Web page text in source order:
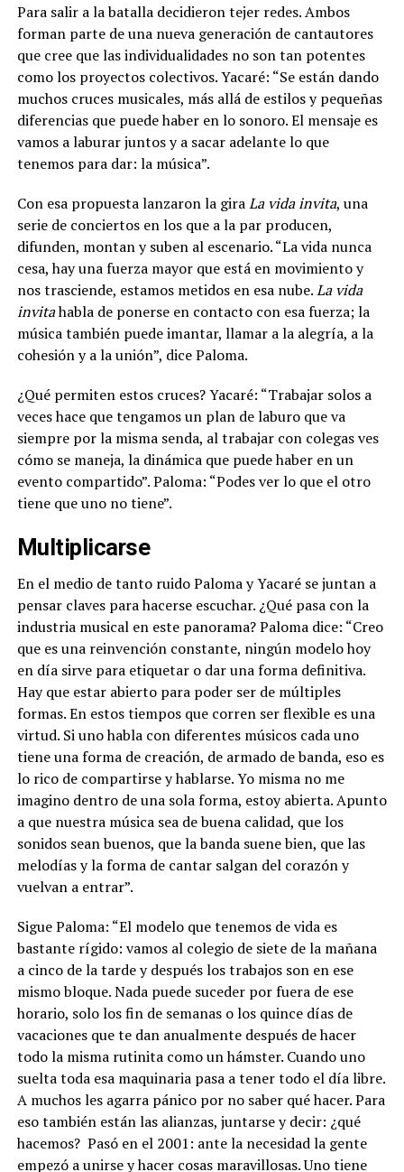
Para salir a la batalla decidieron tejer redes.Ambos
forman parte de una nueva generación de cantautores
que cree que las individualidades no son tan potentes
como los proyectos colectivos.Yacaré: “Se están dando
muchos cruces musicales, más allá de estilos y pequeñas
diferencias que puede haber en lo sonoro. El mensaje es
vamos a laburar juntos y a sacar adelante lo que
tenemos para dar: la música”.
Con esa propuesta lanzaron la giraLa vida invita, una
serie de conciertos en los que a la par producen,
difunden, montan y suben al escenario. “La vida nunca
cesa, hay una fuerza mayor que está en movimiento y
nos trasciende, estamos metidos en esa nube.La vida
invitahabla de ponerse en contacto con esa fuerza; la
música también puede imantar, llamar a la alegría, a la
cohesión y a la unión”, dice Paloma.
¿Qué permiten estos cruces? Yacaré: “Trabajar solos a
veces hace que tengamos un plan de laburo que va
siempre por la misma senda, al trabajar con colegas ves
cómo se maneja, la dinámica que puede haber en un
evento compartido”. Paloma: “Podes ver lo que el otro
tiene que uno no tiene”.
Multiplicarse
En el medio de tanto ruido Paloma y Yacaré se juntan a
pensar claves para hacerse escuchar. ¿Qué pasa con la
industria musical en este panorama? Paloma dice: “Creo
que es una reinvención constante, ningún modelo hoy
en día sirve para etiquetar o dar una forma definitiva.
Hay que estar abierto para poder ser de múltiples
formas. En estos tiempos que corren ser flexible es una
virtud. Si uno habla con diferentes músicos cada uno
tiene una forma de creación, de armado de banda, eso es
lo rico de compartirse y hablarse. Yo misma no me
imagino dentro de una sola forma, estoy abierta. Apunto
a que nuestra música sea de buena calidad, que los
sonidos sean buenos, que la banda suene bien, que las
melodías y la forma de cantar salgan del corazón y
vuelvan a entrar”.
Sigue Paloma: “El modelo que tenemos de vida es
bastante rígido: vamos al colegio de siete de la mañana
a cinco de la tarde y después los trabajos son en ese
mismo bloque. Nada puede suceder por fuera de ese
horario, solo los fin de semanas o los quince días de
vacaciones que te dan anualmente después de hacer
todo la misma rutinita como un hámster. Cuando uno
suelta toda esa maquinaria pasa a tener todo el día libre.
A muchos les agarra pánico por no saber qué hacer. Para
eso también están las alianzas, juntarse y decir: ¿qué
hacemos? Pasó en el 2001: ante la necesidad la gente
empezó a unirse y hacer cosas maravillosas. Uno tiene